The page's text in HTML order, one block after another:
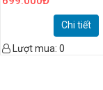
Chi tiết
Lượt mua: 0